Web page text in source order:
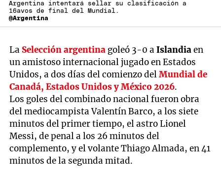
Argentina intentará sellar su clasificación a
16avos de final del Mundial.
@Argentina
La Selección argentina goleó 3-0 aIslandiaen
un amistoso internacional jugado en Estados
Unidos, a dos días del comienzo delMundial de
Canadá, Estados Unidos y México 2026.
Los goles del combinado nacional fueron obra
del mediocampista Valentín Barco, a los siete
minutos del primer tiempo, el astro Lionel
Messi, de penal a los 26 minutos del
complemento, y el volante Thiago Almada, en 41
minutos de la segunda mitad.